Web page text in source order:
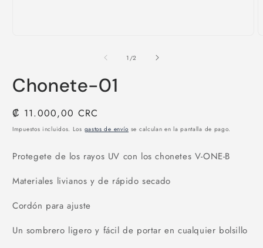
una
ventana
1 /de
2
Chonete-01
Precio
habitual
₡ 11.000,00 CRC
Impuestos incluidos. Los gastos de envío se calculan en la pantalla de pago.
Protegete de los rayos UV con los chonetes V-ONE-B
Materiales livianos y de rápido secado
Cordón para ajuste
Un sombrero ligero y fácil de portar en cualquier bolsillo